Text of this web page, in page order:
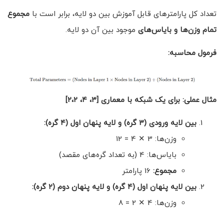
تعداد کل پارامترهای قابل آموزش بین دو لایه، برابر است با مجموع
تمام وزن‌ها و بایاس‌های موجود بین آن دو لایه.
فرمول محاسبه:
مثال عملی: برای یک شبکه با معماری [۳، ۴، ۲،۲]
بین لایه ورودی (۳ گره) و لایه پنهان اول (۴ گره)
:
وزن‌ها: 3 ✕ 4 = 12
بایاس‌ها: 4 (به تعداد گره‌های مقصد)
مجموع: 16 پارامتر
بین لایه پنهان اول (۴ گره) و لایه پنهان دوم (۲ گره)
:
وزن‌ها: 4 ✕ 2 = 8